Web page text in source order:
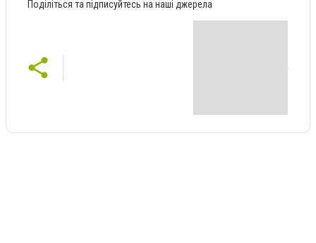
Поділіться та підписуйтесь на наші джерела